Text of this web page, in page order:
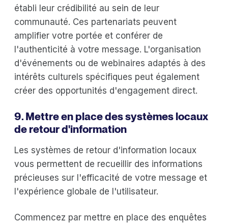
établi leur crédibilité au sein de leur
communauté. Ces partenariats peuvent
amplifier votre portée et conférer de
l'authenticité à votre message. L'organisation
d'événements ou de webinaires adaptés à des
intérêts culturels spécifiques peut également
créer des opportunités d'engagement direct.
9. Mettre en place des systèmes locaux
de retour d'information
Les systèmes de retour d'information locaux
vous permettent de recueillir des informations
précieuses sur l'efficacité de votre message et
l'expérience globale de l'utilisateur.
Commencez par mettre en place des enquêtes